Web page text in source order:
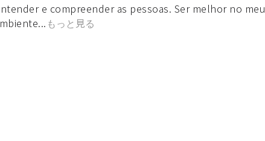
e compreender as pessoas. Ser melhor no meu
もっと見る